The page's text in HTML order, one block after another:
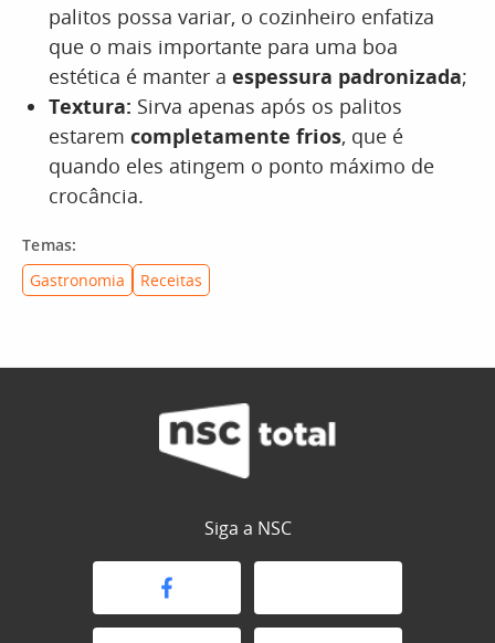
palitos possa variar, o cozinheiro enfatiza
que o mais importante para uma boa
estética é manter a espessura padronizada;
Textura: Sirva apenas após os palitos
estarem completamente frios, que é
quando eles atingem o ponto máximo de
crocância.
Temas:
Gastronomia
Receitas
Siga a NSC